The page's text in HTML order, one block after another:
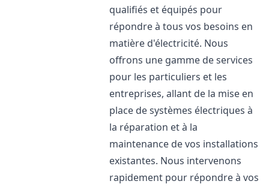
qualifiés et équipés pour
répondre à tous vos besoins en
matière d'électricité. Nous
offrons une gamme de services
pour les particuliers et les
entreprises, allant de la mise en
place de systèmes électriques à
la réparation et à la
maintenance de vos installations
existantes. Nous intervenons
rapidement pour répondre à vos